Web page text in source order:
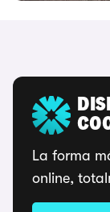
La forma
online,